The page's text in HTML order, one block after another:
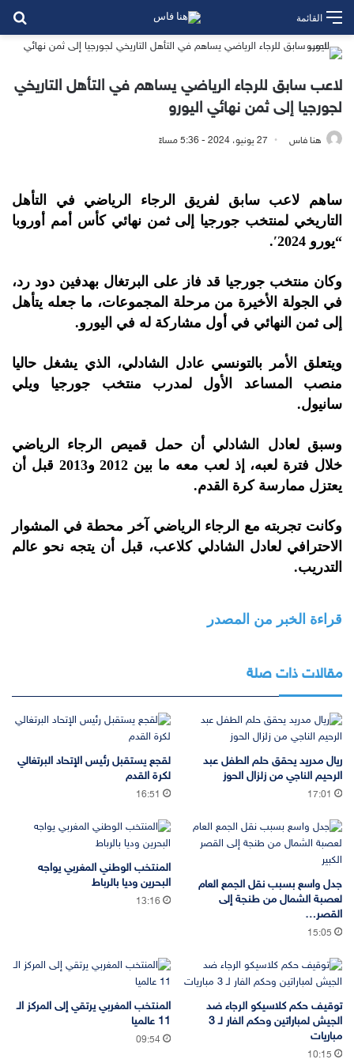
القائمة
لاعب سابق للرجاء الرياضي يساهم في التأهل التاريخي
لجورجيا إلى ثمن نهائي اليورو
هنا فاس 27 يونيو، 2024 - 5:36 مساءً
ساهم لاعب سابق لفريق الرجاء الرياضي في التأهل
التاريخي لمنتخب جورجيا إلى ثمن نهائي كأس أمم أوروبا
“يورو 2024′.
وكان منتخب جورجيا قد فاز على البرتغال بهدفين دود رد،
في الجولة الأخيرة من مرحلة المجموعات، ما جعله يتأهل
إلى ثمن النهائي في أول مشاركة له في اليورو.
ويتعلق الأمر بالتونسي عادل الشادلي، الذي يشغل حاليا
منصب المساعد الأول لمدرب منتخب جورجيا ويلي
سانيول.
وسبق لعادل الشادلي أن حمل قميص الرجاء الرياضي
خلال فترة لعبه، إذ لعب معه ما بين 2012 و2013 قبل أن
يعتزل ممارسة كرة القدم.
وكانت تجربته مع الرجاء الرياضي آخر محطة في المشوار
الاحترافي لعادل الشادلي كلاعب، قبل أن يتجه نحو عالم
التدريب.
قراءة الخبر من المصدر
مقالات ذات صلة
ريال مدريد يحقق حلم الطفل عبد
الرحيم الناجي من زلزال الحوز
17:01
لقجع يستقبل رئيس الإتحاد البرتغالي
لكرة القدم
16:51
جدل واسع بسبب نقل الجمع العام
لعصبة الشمال من طنجة إلى
القصر…
15:05
المنتخب الوطني المغربي يواجه
البحرين وديا بالرباط
13:16
توقيف حكم كلاسيكو الرجاء ضد
الجيش لمباراتين وحكم الفار لـ 3
مباريات
10:15
المنتخب المغربي يرتقي إلى المركز الـ
11 عالميا
09:54